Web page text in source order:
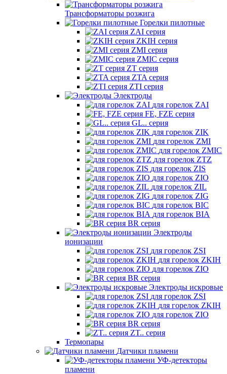
Трансформаторы розжига
Горелки пилотные
ZAI серия
ZKIH серия
ZMI серия
ZMIC серия
ZT серия
ZTA серия
ZTI серия
Электроды
для горелок ZAI
FE, FZE серия
GL.. серия
для горелок ZIK
для горелок ZMI
для горелок ZMIC
для горелок ZTZ
для горелок ZIS
для горелок ZIO
для горелок ZIL
для горелок ZIG
для горелок BIC
для горелок BIA
BR серия
Электроды
ионизации
для горелок ZSI
для горелок ZKIH
для горелок ZIO
BR серия
Электроды искровые
для горелок ZSI
для горелок ZKIH
для горелок ZIO
BR серия
ZT.. серия
Термопары
Датчики пламени
УФ-детекторы
пламени